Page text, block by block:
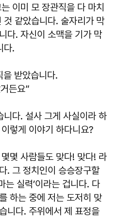
이미 모 장관직을 다 마치
같았습니다. 술자리가 막
다. 자신이 소맥을 기가 막
다.
을 받았습니다.
든요”
다. 설사 그게 사실이라 하
렇게 이야기 하다니요?
몇 사람들도 맞다! 맞다! 라
. 그 정치인이 승승장구할
는 실력’이라는 겁니다. 다
하는 중에 저는 도저히 맞
니다. 주위에서 제 표정을